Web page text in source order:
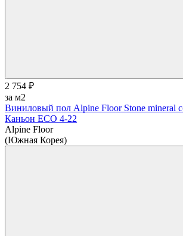
2 754 ₽
за м2
Виниловый пол Alpine Floor Stone mineral
Каньон ЕСО 4-22
Alpine Floor
(Южная Корея)